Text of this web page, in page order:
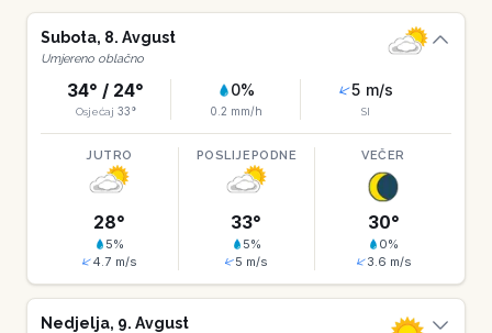
Subota, 8. Avgust
Umjereno oblačno
34° / 24°
Osjećaj 33°
0%
0.2 mm/h
5 m/s
SI
JUTRO
28°
5%
4.7 m/s
POSLIJEPODNE
33°
5%
5 m/s
VEČER
30°
0%
3.6 m/s
Nedjelja, 9. Avgust